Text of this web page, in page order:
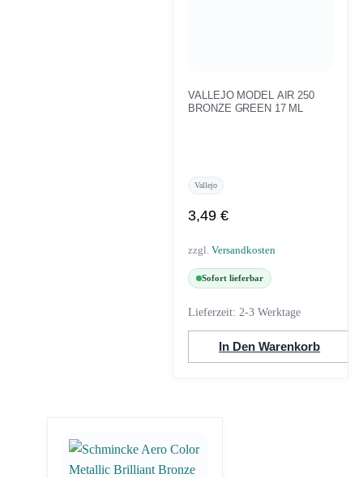
VALLEJO MODEL AIR 250
BRONZE GREEN 17 ML
Vallejo
3,49 €
zzgl.Versandkosten
Sofort lieferbar
Lieferzeit: 2-3 Werktage
In Den Warenkorb